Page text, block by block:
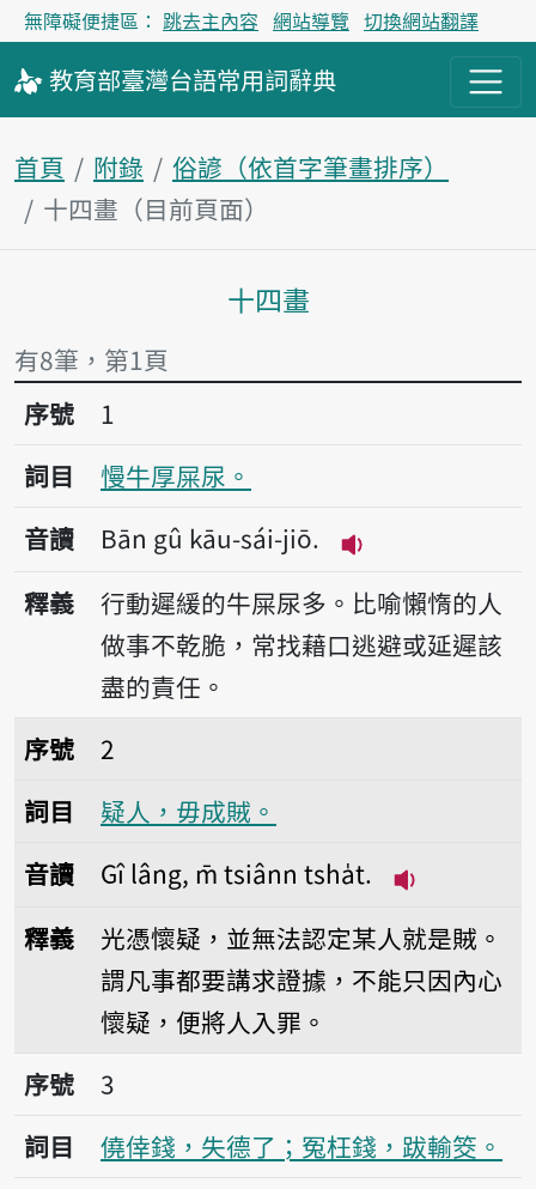
無障礙便捷區： 跳去主內容 網站導覽 切換網站翻譯
教育部臺灣台語常用詞辭典
首頁 附錄
俗諺（依首字筆畫排序）
十四畫（目前頁面）
主內容區塊
十四畫
有8筆，第1頁
序號1慢牛厚屎尿。
序號
1
詞目
慢牛厚屎尿。
音讀
Bān gû kāu-sái-jiō.
播放音讀Bān
釋義
行動遲緩的牛屎尿多。比喻懶惰的人
做事不乾脆，常找藉口逃避或延遲該
盡的責任。
序號2疑人，毋成賊。
序號
2
詞目
疑人，毋成賊。
音讀
Gî lâng, m̄ tsiânn tsha̍t.
釋義
光憑懷疑，並無法認定某人就是賊。
謂凡事都要講求證據，不能只因內心
懷疑，便將人入罪。
序號3僥倖錢，失德了；冤枉錢，跋輸筊。
序號
3
詞目
僥倖錢，失德了；冤枉錢，跋輸筊。